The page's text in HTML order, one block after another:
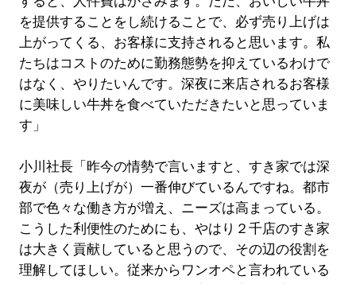
を提供することをし続けることで、必ず売り上げは
上がってくる、お客様に支持されると思います。私
たちはコストのために勤務態勢を抑えているわけで
はなく、やりたいんです。深夜に来店されるお客様
に美味しい牛丼を食べていただきたいと思っていま
す」
小川社長「昨今の情勢で言いますと、すき家では深
夜が（売り上げが）一番伸びているんですね。都市
部で色々な働き方が増え、ニーズは高まっている。
こうした利便性のためにも、やはり２千店のすき家
は大きく貢献していると思うので、その辺の役割を
理解してほしい。従来からワンオペと言われている